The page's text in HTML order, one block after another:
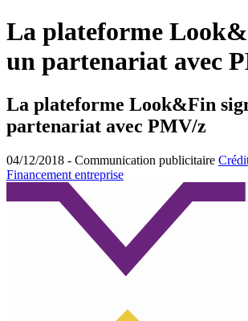
La plateforme
un partenariat avec
La plateforme Look&Fin
partenariat avec PMV/z
04/12/2018 - Communication publicitaire
Financement entreprise